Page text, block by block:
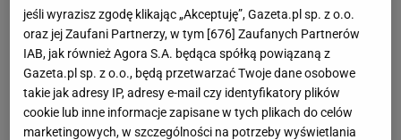
kwalifikacji do turnieju ATP 1000 w Madrycie
przegrał 7:5, 4:6, 4:6 z Duńczykiem Elmerem
Mollerem (114. ATP). Mimo to dostał się do drabinki
głównej, a to z powodu problemów Carlosa Alcaraza
(3. ATP).
jeśli wyrazisz zgodę klikając „Akceptuję”, Gazeta.pl sp. z o.o.
oraz jej Zaufani Partnerzy, w tym [676] Zaufanych Partnerów
IAB, jak również Agora S.A. będąca spółką powiązaną z
Gazeta.pl sp. z o.o., będą przetwarzać Twoje dane osobowe
takie jak adresy IP, adresy e-mail czy identyfikatory plików
cookie lub inne informacje zapisane w tych plikach do celów
marketingowych, w szczególności na potrzeby wyświetlania